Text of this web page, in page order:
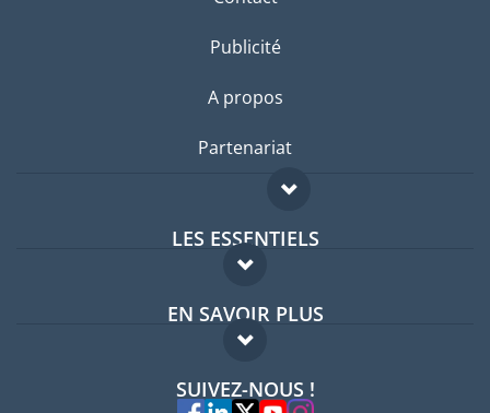
Publicité
A propos
Partenariat
LES ESSENTIELS
Forum expatriés
Guides pays
EN SAVOIR PLUS
FAQ
Experts
SUIVEZ-NOUS !